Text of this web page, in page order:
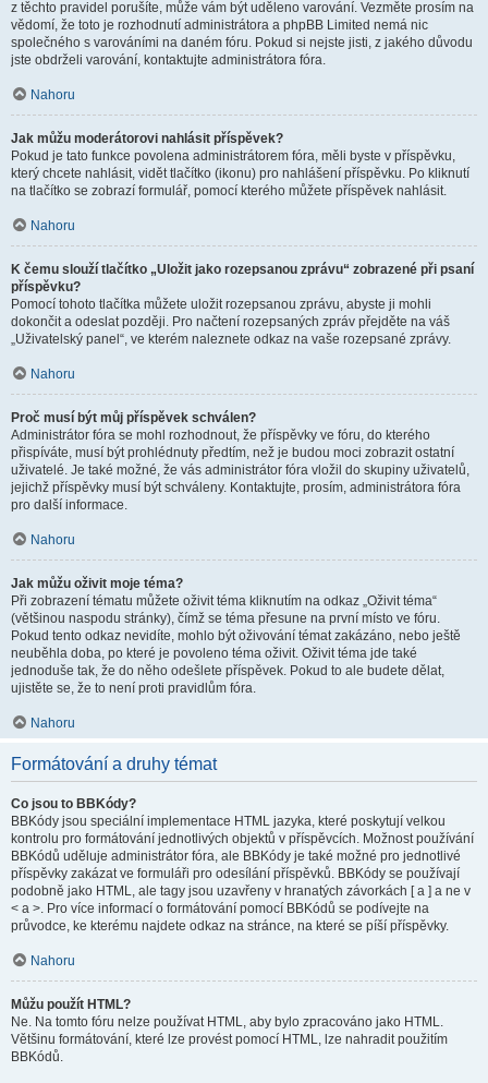
z těchto pravidel porušíte, může vám být uděleno varování. Vezměte prosím na
vědomí, že toto je rozhodnutí administrátora a phpBB Limited nemá nic
společného s varováními na daném fóru. Pokud si nejste jisti, z jakého důvodu
jste obdrželi varování, kontaktujte administrátora fóra.
Nahoru
Jak můžu moderátorovi nahlásit příspěvek?
Pokud je tato funkce povolena administrátorem fóra, měli byste v příspěvku,
který chcete nahlásit, vidět tlačítko (ikonu) pro nahlášení příspěvku. Po kliknutí
na tlačítko se zobrazí formulář, pomocí kterého můžete příspěvek nahlásit.
Nahoru
K čemu slouží tlačítko „Uložit jako rozepsanou zprávu“ zobrazené při psaní
příspěvku?
Pomocí tohoto tlačítka můžete uložit rozepsanou zprávu, abyste ji mohli
dokončit a odeslat později. Pro načtení rozepsaných zpráv přejděte na váš
„Uživatelský panel“, ve kterém naleznete odkaz na vaše rozepsané zprávy.
Nahoru
Proč musí být můj příspěvek schválen?
Administrátor fóra se mohl rozhodnout, že příspěvky ve fóru, do kterého
přispíváte, musí být prohlédnuty předtím, než je budou moci zobrazit ostatní
uživatelé. Je také možné, že vás administrátor fóra vložil do skupiny uživatelů,
jejichž příspěvky musí být schváleny. Kontaktujte, prosím, administrátora fóra
pro další informace.
Nahoru
Jak můžu oživit moje téma?
Při zobrazení tématu můžete oživit téma kliknutím na odkaz „Oživit téma“
(většinou naspodu stránky), čímž se téma přesune na první místo ve fóru.
Pokud tento odkaz nevidíte, mohlo být oživování témat zakázáno, nebo ještě
neuběhla doba, po které je povoleno téma oživit. Oživit téma jde také
jednoduše tak, že do něho odešlete příspěvek. Pokud to ale budete dělat,
ujistěte se, že to není proti pravidlům fóra.
Nahoru
Formátování a druhy témat
Co jsou to BBKódy?
BBKódy jsou speciální implementace HTML jazyka, které poskytují velkou
kontrolu pro formátování jednotlivých objektů v příspěvcích. Možnost používání
BBKódů uděluje administrátor fóra, ale BBKódy je také možné pro jednotlivé
příspěvky zakázat ve formuláři pro odesílání příspěvků. BBKódy se používají
podobně jako HTML, ale tagy jsou uzavřeny v hranatých závorkách [ a ] a ne v
< a >. Pro více informací o formátování pomocí BBKódů se podívejte na
průvodce, ke kterému najdete odkaz na stránce, na které se píší příspěvky.
Nahoru
Můžu použít HTML?
Ne. Na tomto fóru nelze používat HTML, aby bylo zpracováno jako HTML.
Většinu formátování, které lze provést pomocí HTML, lze nahradit použitím
BBKódů.